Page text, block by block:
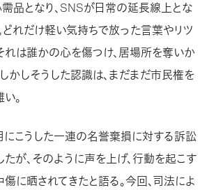
品となり、SNSが日常の延長線上とな
れだけ軽い気持ちで放った言葉やリツ
れは誰かの心を傷つけ、居場所を奪いか
かしそうした認識は、まだまだ市民権を
。
にこうした一連の名誉棄損に対する訴訟
が、そのように声を上げ、行動を起こす
に晒されてきたと語る。今回、司法によ